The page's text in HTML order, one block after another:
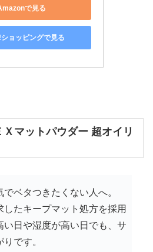
で見る
ョッピングで見る
マットパウダー 超オイリ
でベタつきたくない人へ。
たキープマット処方を採用
日や湿度が高い日でも、サ
です。